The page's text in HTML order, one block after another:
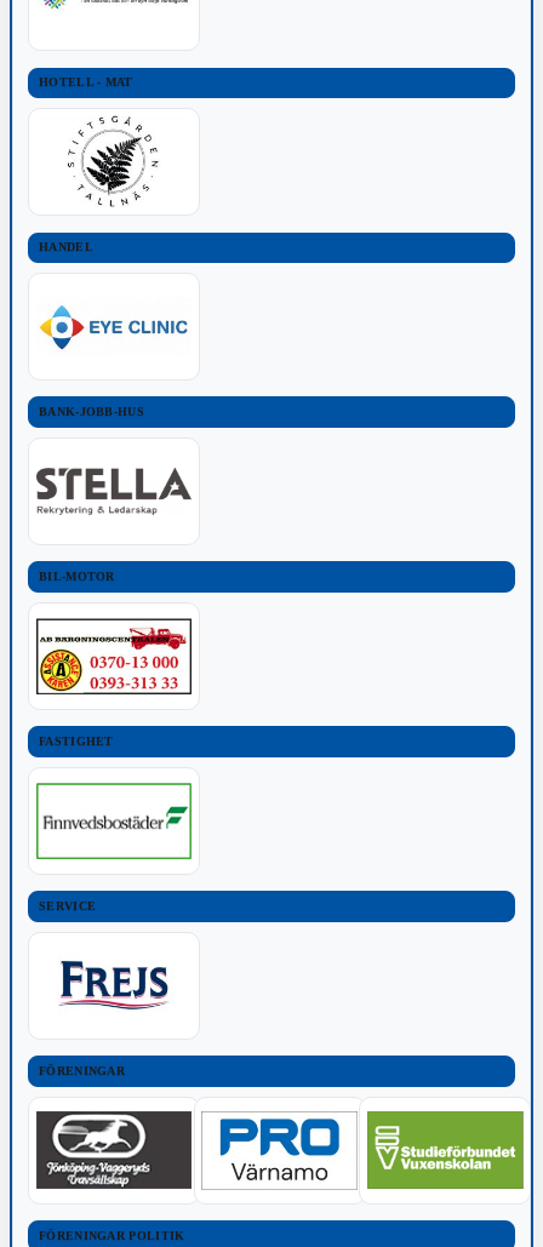
HOTELL - MAT
HANDEL
BANK-JOBB-HUS
BIL-MOTOR
FASTIGHET
SERVICE
FÖRENINGAR
FÖRENINGAR POLITIK